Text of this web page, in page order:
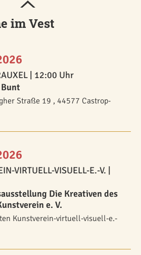
im Vest
| 12:00 Uhr
Bunt
Straße 19 , 44577 Castrop-
VIRTUELL-VISUELL-E.-V.
Die Kreativen des
e. V.
Kunstverein-virtuell-visuell-e.-